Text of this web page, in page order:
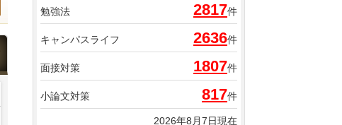
勉強法 2817件
キャンパスライフ 2636件
面接対策 1807件
小論文対策 817件
2026年8月7日現在